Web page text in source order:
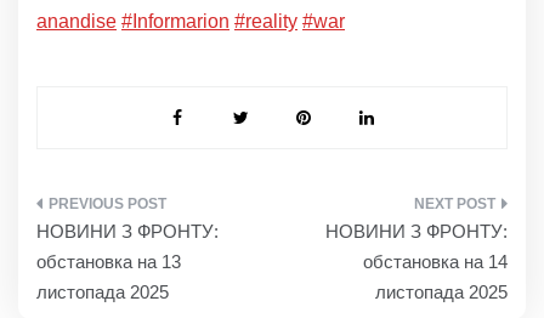
anandise #Informarion #reality #war
НАВІГАЦІЯ
ЗАПИСІВ
НОВИНИ З ФРОНТУ:
обстановка на 13
листопада 2025
НОВИНИ З ФРОНТУ:
обстановка на 14
листопада 2025